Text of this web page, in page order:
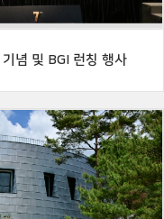
념 및 BGI 런칭 행사